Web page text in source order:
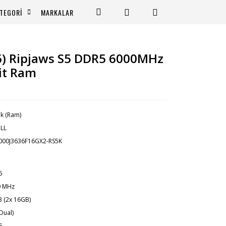
MARKALAR
Ripjaws S5 DDR5 6000MHz
Ram
(Ram)
RS5K
MHz
(2x 16GB)